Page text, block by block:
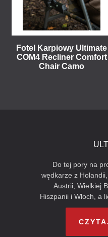
Fotel Karpiowy Ultimate
COM4 Recliner Comfort
Chair Camo
Do tej pory na
wędkarze z
Austrii, Wielkiej
Hiszpanii i Włoch, a